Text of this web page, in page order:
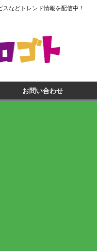
などトレンド情報を配信中！
お問い合わせ